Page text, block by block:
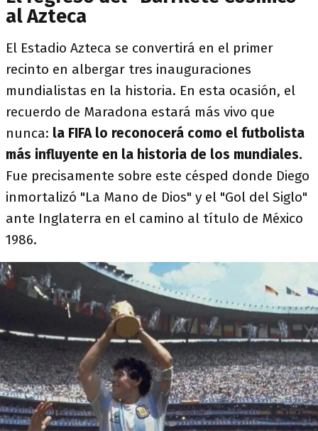
al Azteca
El Estadio Azteca se convertirá en el primer
recinto en albergar tres inauguraciones
mundialistas en la historia. En esta ocasión, el
recuerdo de Maradona estará más vivo que
nunca: la FIFA lo reconocerá como el futbolista
más influyente en la historia de los mundiales.
Fue precisamente sobre este césped donde Diego
inmortalizó "La Mano de Dios" y el "Gol del Siglo"
ante Inglaterra en el camino al título de México
1986.